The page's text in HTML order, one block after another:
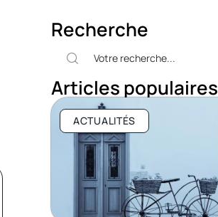
Recherche
Articles populaires
ACTUALITÉS